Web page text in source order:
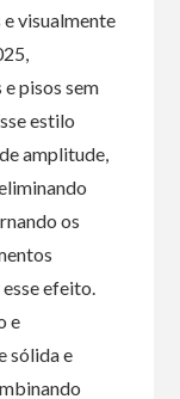
visualmente
pisos sem
estilo
amplitude,
os
efeito.
e
sólida e